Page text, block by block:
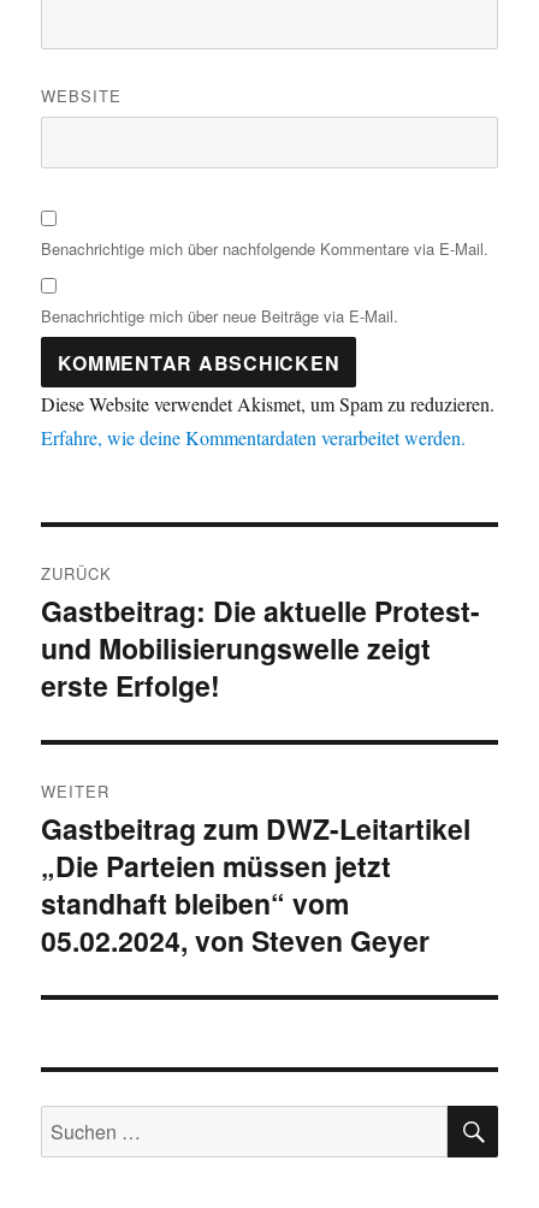
WEBSITE
Benachrichtige mich über nachfolgende Kommentare via E-Mail.
Benachrichtige mich über neue Beiträge via E-Mail.
Diese Website verwendet Akismet, um Spam zu reduzieren.
Erfahre, wie deine Kommentardaten verarbeitet werden.
ZURÜCK
Vorheriger
Beitrag:
Gastbeitrag: Die aktuelle Protest-
und Mobilisierungswelle zeigt
erste Erfolge!
WEITER
Nächster
Beitrag:
Gastbeitrag zum DWZ-Leitartikel
„Die Parteien müssen jetzt
standhaft bleiben“ vom
05.02.2024, von Steven Geyer
Suchen
nach: